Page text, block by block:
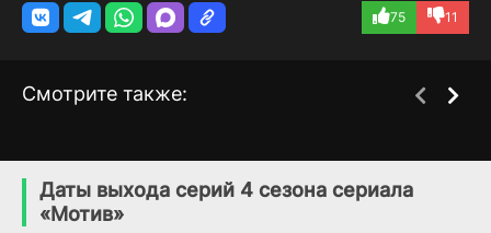
75 11
Смотрите также:
6.309
Даты выхода серий 4 сезона сериала
«Мотив»